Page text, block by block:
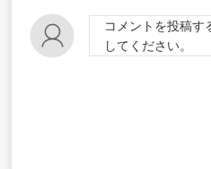
コメントを投稿す
してください。